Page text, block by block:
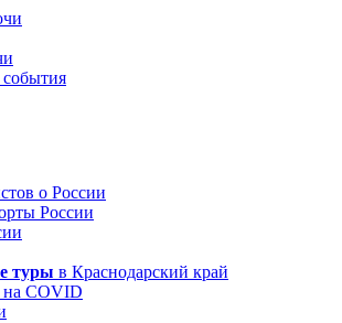
о России
России
туры в Краснодарский край
COVID